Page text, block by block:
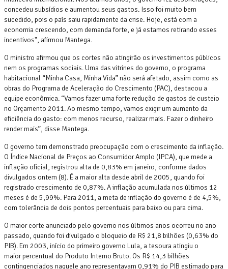
concedeu subsídios e aumentou seus gastos. Isso foi muito bem
sucedido, pois o país saiu rapidamente da crise. Hoje, está com a
economia crescendo, com demanda forte, e já estamos retirando esses
incentivos", afirmou Mantega.
O ministro afirmou que os cortes não atingirão os investimentos públicos
nem os programas sociais. Uma das vitrines do governo, o programa
habitacional “Minha Casa, Minha Vida” não será afetado, assim como as
obras do Programa de Aceleração do Crescimento (PAC), destacou a
equipe econômica. “Vamos fazer uma forte redução de gastos de custeio
no Orçamento 2011. Ao mesmo tempo, vamos exigir um aumento da
eficiência do gasto: com menos recurso, realizar mais. Fazer o dinheiro
render mais”, disse Mantega.
O governo tem demonstrado preocupação com o crescimento da inflação.
O Índice Nacional de Preços ao Consumidor Amplo (IPCA), que mede a
inflação oficial, registrou alta de 0,83% em janeiro, conforme dados
divulgados ontem (8). É a maior alta desde abril de 2005, quando foi
registrado crescimento de 0,87%. A inflação acumulada nos últimos 12
meses é de 5,99%. Para 2011, a meta de inflação do governo é de 4,5%,
com tolerância de dois pontos percentuais para baixo ou para cima.
O maior corte anunciado pelo governo nos últimos anos ocorreu no ano
passado, quando foi divulgado o bloqueio de R$ 21,8 bilhões (0,63% do
PIB). Em 2003, início do primeiro governo Lula, a tesoura atingiu o
maior percentual do Produto Interno Bruto. Os R$ 14,3 bilhões
contingenciados naquele ano representavam 0,91% do PIB estimado para